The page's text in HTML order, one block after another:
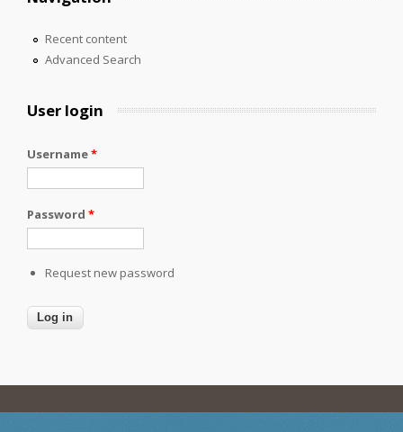
Recent content
Advanced Search
User login
Username*
Password *
Request new password